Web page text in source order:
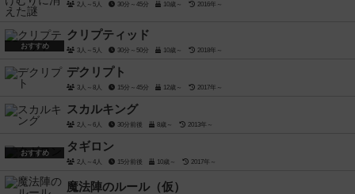
2人～5人 30分～45分 10歳～ 2016年～
おすすめ
クリプティッド
3人～5人 30分～50分 10歳～ 2018年～
デクリプト
3人～8人 15分～45分 12歳～ 2017年～
スカルキング
2人～6人 30分前後 8歳～ 2013年～
おすすめ
タギロン
2人～4人 15分前後 10歳～ 2017年～
魔法陣のルール（仮）